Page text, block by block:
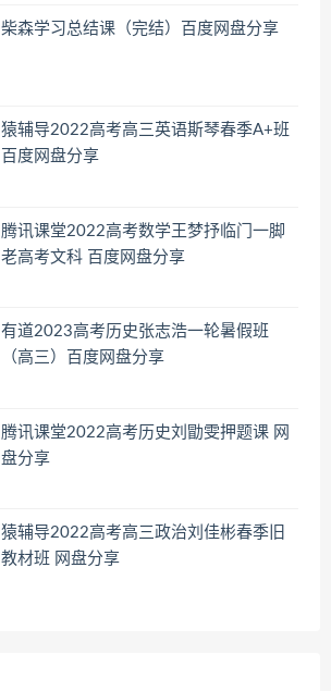
柴森学习总结课（完结）百度网盘分享
猿辅导2022高考高三英语斯琴春季A+班
百度网盘分享
腾讯课堂2022高考数学王梦抒临门一脚
老高考文科 百度网盘分享
有道2023高考历史张志浩一轮暑假班
（高三）百度网盘分享
腾讯课堂2022高考历史刘勖雯押题课 网
盘分享
猿辅导2022高考高三政治刘佳彬春季旧
教材班 网盘分享